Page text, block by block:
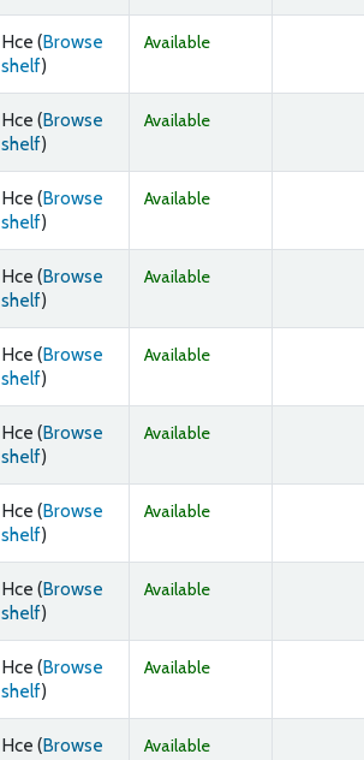
Hce (Browse
shelf(Opens below)
)
Available
Hce (Browse
shelf(Opens below)
)
Available
Hce (Browse
shelf(Opens below)
)
Available
Hce (Browse
shelf(Opens below)
)
Available
Hce (Browse
shelf(Opens below)
)
Available
Hce (Browse
shelf(Opens below)
)
Available
Hce (Browse
shelf(Opens below)
)
Available
Hce (Browse
shelf(Opens below)
)
Available
Hce (Browse
shelf(Opens below)
)
Available
Hce (Browse
Available